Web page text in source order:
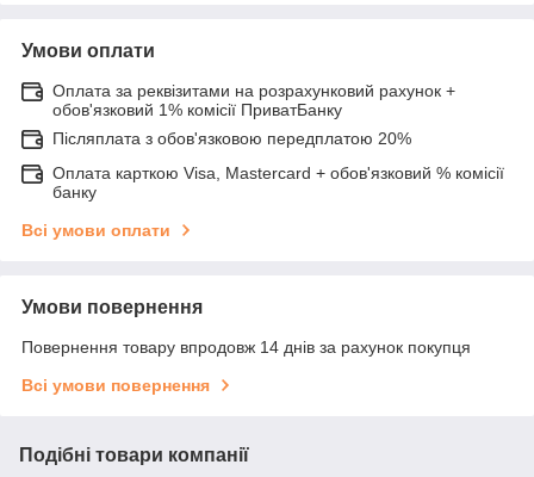
Умови оплати
Оплата за реквізитами на розрахунковий рахунок +
обов'язковий 1% комісії ПриватБанку
Післяплата з обов'язковою передплатою 20%
Оплата карткою Visa, Mastercard + обов'язковий % комісії
банку
Всі умови оплати
Умови повернення
Повернення товару впродовж 14 днів за рахунок покупця
Всі умови повернення
Подібні товари компанії